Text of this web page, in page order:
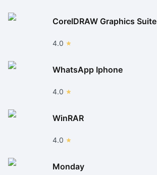
CorelDRAW Graphics Suite
4.0
WhatsApp Iphone
4.0
WinRAR
4.0
Monday